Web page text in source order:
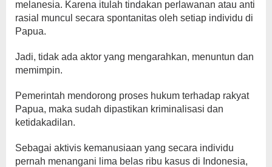
melanesia. Karena itulah tindakan perlawanan atau anti
rasial muncul secara spontanitas oleh setiap individu di
Papua.
Jadi, tidak ada aktor yang mengarahkan, menuntun dan
memimpin.
Pemerintah mendorong proses hukum terhadap rakyat
Papua, maka sudah dipastikan kriminalisasi dan
ketidakadilan.
Sebagai aktivis kemanusiaan yang secara individu
pernah menangani lima belas ribu kasus di Indonesia,